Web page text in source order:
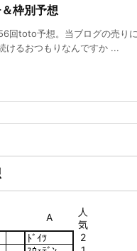
枠別予想
回toto予想。当ブログの売り
けるおつもりなんですか ...
A
人
気
ﾄﾞｲﾂ
2